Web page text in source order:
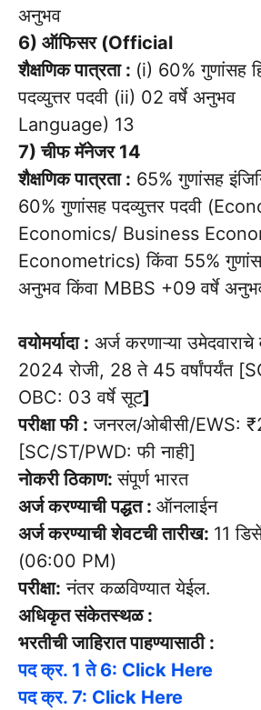
अनुभव
6) ऑफिसर (Official
शैक्षणिक पात्रता : (i) 60% गुणांसह
पदव्युत्तर पदवी (ii) 02 वर्षे अनुभव
Language) 13
7) चीफ मॅनेजर 14
शैक्षणिक पात्रता : 65% गुणांसह
60% गुणांसह पदव्युत्तर पदवी
Economics/ Business
Econometrics) किंवा 55%
अनुभव किंवा MBBS +09 वर्षे
वयोमर्यादा : अर्ज करणाऱ्या
2024 रोजी, 28 ते 45 वर्षांपर्यंत
OBC: 03 वर्षे सूट]
परीक्षा फी : जनरल/ओबीसी/EWS:
[SC/ST/PWD: फी नाही]
नोकरी ठिकाण:संपूर्ण भारत
अर्ज करण्याची पद्धत : ऑनलाईन
अर्ज करण्याची शेवटची तारीख: 11
(06:00 PM)
परीक्षा: नंतर कळविण्यात येईल.
अधिकृत संकेतस्थळ :
भरतीची जाहिरात पाहण्यासाठी :
पद क्र. 1 ते 6: Click Here
पद क्र. 7: Click Here